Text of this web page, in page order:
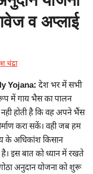
व अप्लाई
चंद्रा
Yojana: देश भर में सभी
में गाय भैस का पालन
होती है कि वह अपने भैंस
करा सकें। वही जब हम
के अधिकांश किसान
है। इस बात को ध्यान में रखते
गोठा अनुदान योजना को शुरू